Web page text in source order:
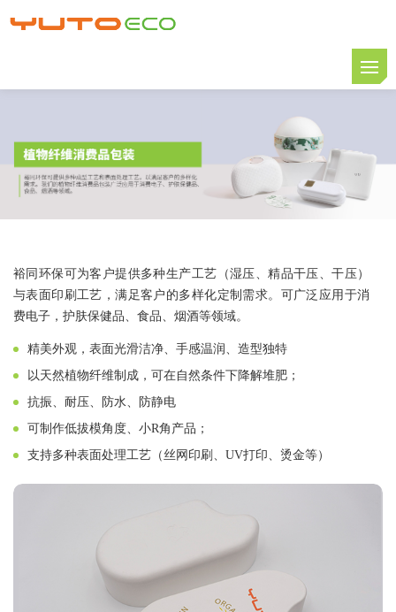
裕同环保可为客户提供多种生产工艺（湿压、精品干压、干压）
与表面印刷工艺，满足客户的多样化定制需求。可广泛应用于消
费电子，护肤保健品、食品、烟酒等领域。
精美外观，表面光滑洁净、手感温润、造型独特
以天然植物纤维制成，可在自然条件下降解堆肥；
抗振、耐压、防水、防静电
可制作低拔模角度、小R角产品；
支持多种表面处理工艺（丝网印刷、UV打印、烫金等）